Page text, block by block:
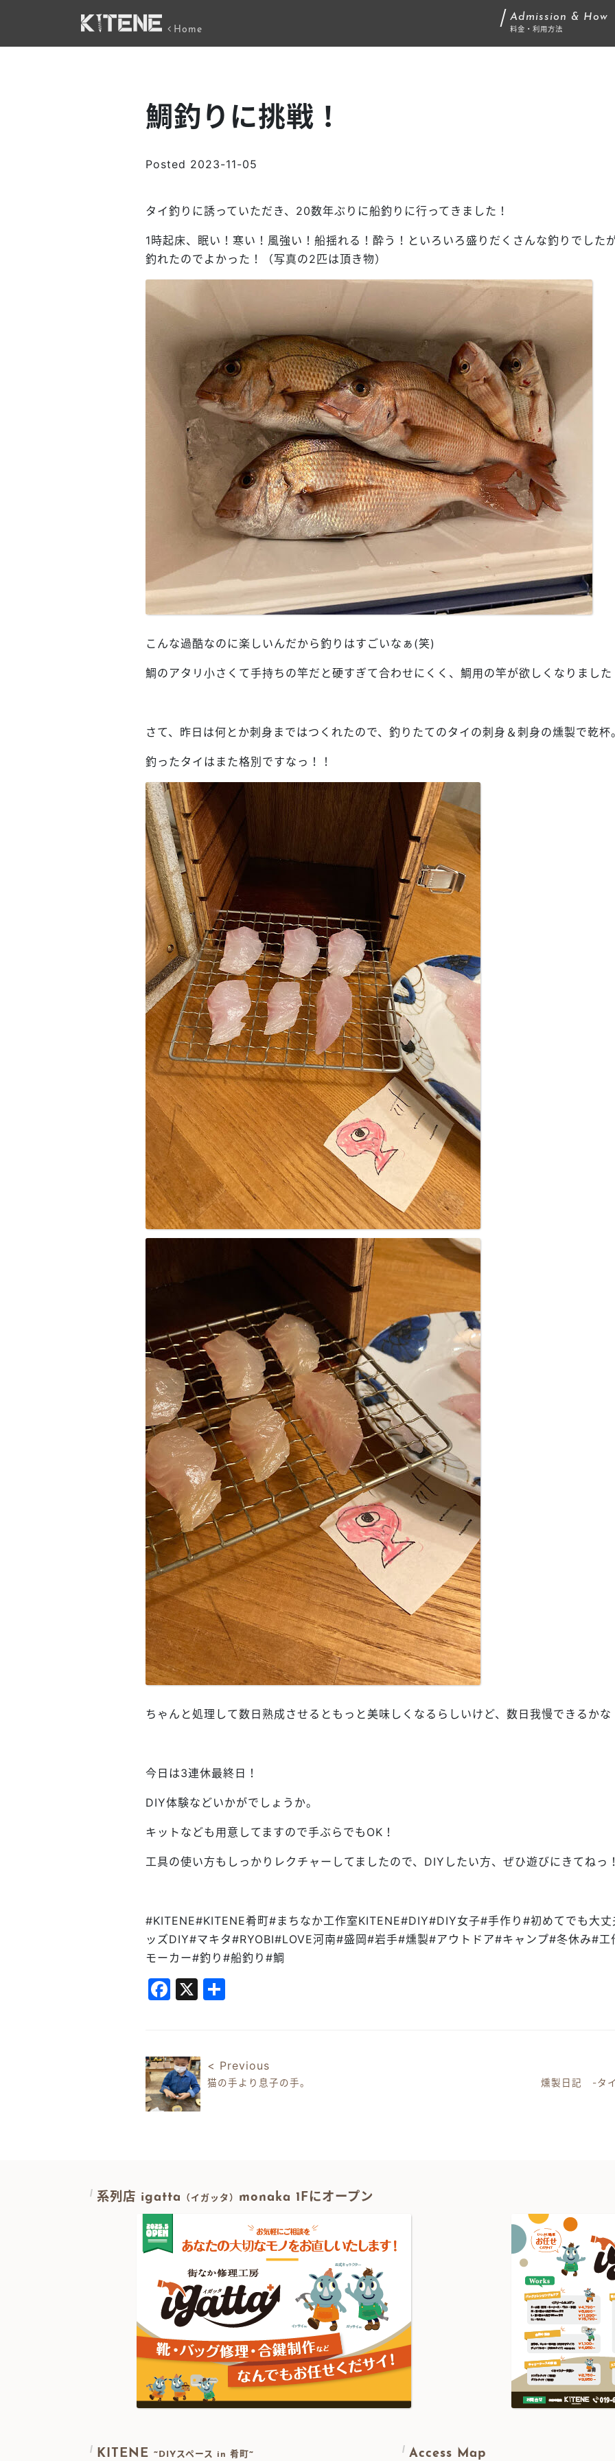
Home 料金・利用方法
Admission & How
鯛釣りに挑戦！
Posted 2023-11-05
タイ釣りに誘っていただき、20数年ぶりに船釣りに行ってきました！
1時起床、眠い！寒い！風強い！船揺れる！酔う！といろいろ盛りだくさんな釣りでした
釣れたのでよかった！（写真の2匹は頂き物）
こんな過酷なのに楽しいんだから釣りはすごいなぁ(笑)
鯛のアタリ小さくて手持ちの竿だと硬すぎて合わせにくく、鯛用の竿が欲しくなりまし
さて、昨日は何とか刺身まではつくれたので、釣りたてのタイの刺身＆刺身の燻製で乾杯
釣ったタイはまた格別ですなっ！！
ちゃんと処理して数日熟成させるともっと美味しくなるらしいけど、数日我慢できるかな
今日は3連休最終日！
DIY体験などいかがでしょうか。
キットなども用意してますので手ぶらでもOK！
工具の使い方もしっかりレクチャーしてましたので、DIYしたい方、ぜひ遊びにきてねっ
#KITENE#KITENE肴町#まちなか工作室KITENE#DIY#DIY女子#手作り#初めてでも大
ッズDIY#マキタ#RYOBI#LOVE河南#盛岡#岩手#燻製#アウトドア#キャンプ#冬休み#
モーカー#釣り#船釣り#鯛
Facebook
X
投稿ナビゲーション
< Previous
猫の手より息子の手。 燻製日記 -タ
系列店 igatta （イガッタ） monaka 1Fにオープン
KITENE ~DIYスペース in 肴町~ Access Map